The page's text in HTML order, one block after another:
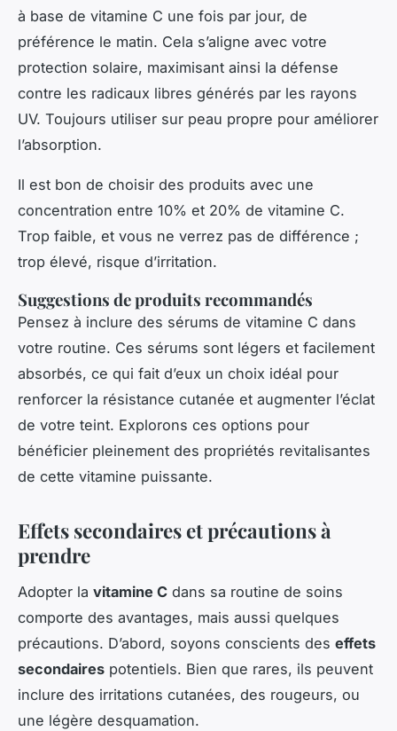
à base de vitamine C une fois par jour, de
préférence le matin. Cela s’aligne avec votre
protection solaire, maximisant ainsi la défense
contre les radicaux libres générés par les rayons
UV. Toujours utiliser sur peau propre pour améliorer
l’absorption.
Il est bon de choisir des produits avec une
concentration entre 10% et 20% de vitamine C.
Trop faible, et vous ne verrez pas de différence ;
trop élevé, risque d’irritation.
Suggestions de produits recommandés
Pensez à inclure des sérums de vitamine C dans
votre routine. Ces sérums sont légers et facilement
absorbés, ce qui fait d’eux un choix idéal pour
renforcer la résistance cutanée et augmenter l’éclat
de votre teint. Explorons ces options pour
bénéficier pleinement des propriétés revitalisantes
de cette vitamine puissante.
Effets secondaires et précautions à
prendre
Adopter la vitamine C dans sa routine de soins
comporte des avantages, mais aussi quelques
précautions. D’abord, soyons conscients des effets
secondaires potentiels. Bien que rares, ils peuvent
inclure des irritations cutanées, des rougeurs, ou
une légère desquamation.